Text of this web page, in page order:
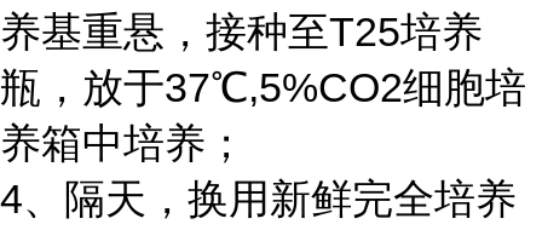
养基重悬，接种至T25培养
瓶，放于37℃,5%CO2细胞培
养箱中培养；
4、隔天，换用新鲜完全培养